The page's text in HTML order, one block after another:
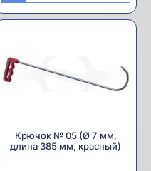
Крючок № 05 (Ø 7 мм,
длина 385 мм, красный)